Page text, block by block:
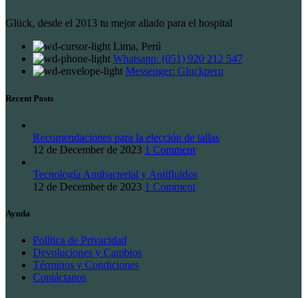
Glück, desde el 2013 tu mejor aliado para el hospital
Lima, Perú
Whatsapp: (051) 920 212 547
Messenger: Gluckperu
Recent Posts
Recomendaciones para la elección de tallas
12 de December de 2023 1 Comment
Tecnología Antibacterial y Antifluidos
12 de December de 2023 1 Comment
Ayuda
Política de Privacidad
Devoluciones y Cambios
Términos y Condiciones
Contáctanos